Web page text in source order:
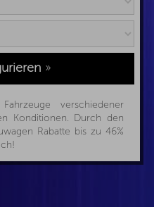
»
verschiedener
Konditionen. Durch den
Rabatte bis zu 46%